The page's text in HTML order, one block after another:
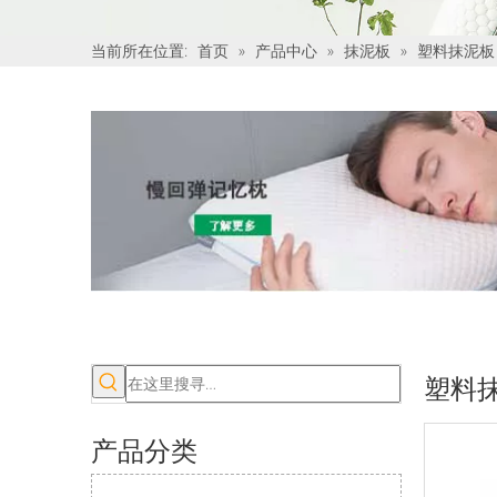
当前所在位置: 首页 » 产品中心 » 抹泥板 » 塑料抹泥板
产品分类
塑料